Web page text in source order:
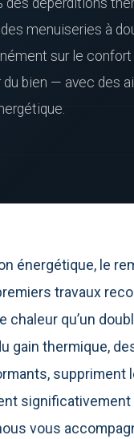
déperditions
menuiseries à
sur le
bien — avec des
énergétique, le
travaux
chaleur qu’un
gain thermique,
vous